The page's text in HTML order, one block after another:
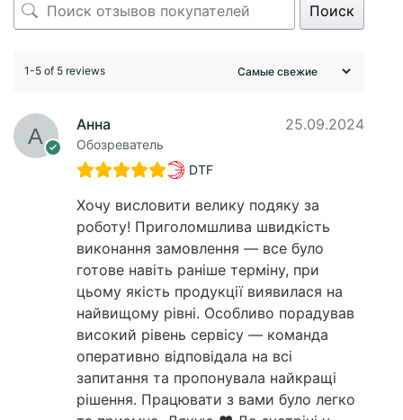
Поиск
1-5 of 5 reviews
Анна
Обозреватель
25.09.2024
DTF
Хочу висловити велику подяку за
роботу! Приголомшлива швидкість
виконання замовлення — все було
готове навіть раніше терміну, при
цьому якість продукції виявилася на
найвищому рівні. Особливо порадував
високий рівень сервісу — команда
оперативно відповідала на всі
запитання та пропонувала найкращі
рішення. Працювати з вами було легко